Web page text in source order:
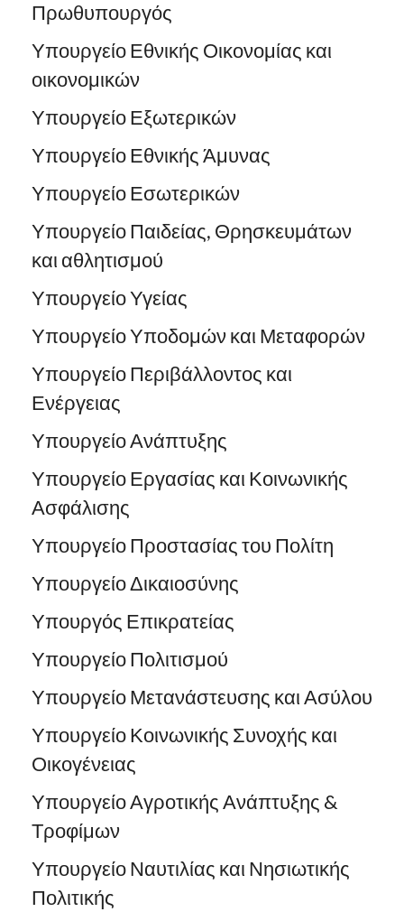
Πρωθυπουργός
Υπουργείο Εθνικής Οικονομίας και
οικονομικών
Υπουργείο Εξωτερικών
Υπουργείο Εθνικής Άμυνας
Υπουργείο Εσωτερικών
Υπουργείο Παιδείας, Θρησκευμάτων
και αθλητισμού
Υπουργείο Υγείας
Υπουργείο Υποδομών και Μεταφορών
Υπουργείο Περιβάλλοντος και
Ενέργειας
Υπουργείο Ανάπτυξης
Υπουργείο Εργασίας και Κοινωνικής
Ασφάλισης
Υπουργείο Προστασίας του Πολίτη
Υπουργείο Δικαιοσύνης
Υπουργός Επικρατείας
Υπουργείο Πολιτισμού
Υπουργείο Μετανάστευσης και Ασύλου
Υπουργείο Κοινωνικής Συνοχής και
Οικογένειας
Υπουργείο Αγροτικής Ανάπτυξης &
Τροφίμων
Υπουργείο Ναυτιλίας και Νησιωτικής
Πολιτικής